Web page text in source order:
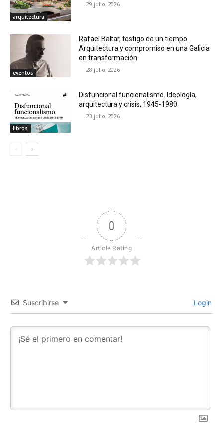
arquitectura
29 julio, 2026
eventos
Rafael Baltar, testigo de un tiempo.
Arquitectura y compromiso en una Galicia
en transformación
28 julio, 2026
libros
Disfuncional funcionalismo. Ideología,
arquitectura y crisis, 1945-1980
23 julio, 2026
0
Article Rating
Suscribirse Login